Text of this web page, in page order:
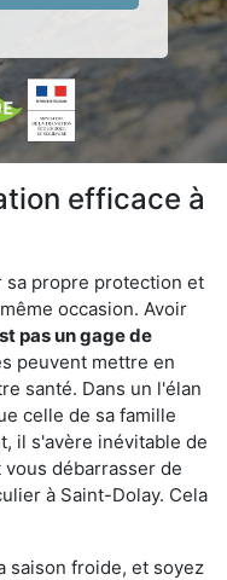
efficace à
sa propre protection et
occasion. Avoir
pas un gage de
peuvent mettre en
santé. Dans un l'élan
celle de sa famille
il s'avère inévitable de
débarrasser de
à Saint-Dolay. Cela
saison froide, et soyez